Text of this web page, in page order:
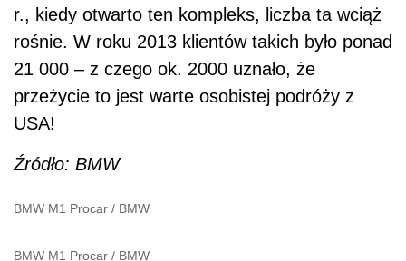
r., kiedy otwarto ten kompleks, liczba ta wciąż
rośnie. W roku 2013 klientów takich było ponad
21 000 – z czego ok. 2000 uznało, że
przeżycie to jest warte osobistej podróży z
USA!
Źródło: BMW
BMW M1 Procar / BMW
BMW M1 Procar / BMW